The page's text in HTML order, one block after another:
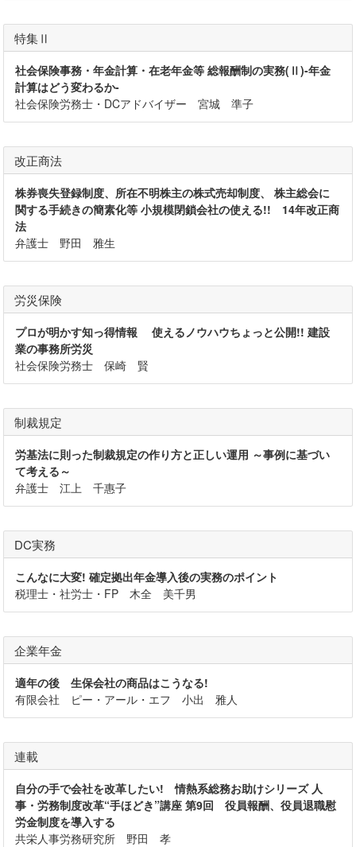
特集Ⅱ
社会保険事務・年金計算・在老年金等 総報酬制の実務(Ⅱ)-年金
計算はどう変わるか-
社会保険労務士・DCアドバイザー 宮城 準子
改正商法
株券喪失登録制度、所在不明株主の株式売却制度、 株主総会に
関する手続きの簡素化等 小規模閉鎖会社の使える!! 14年改正商
法
弁護士 野田 雅生
労災保険
プロが明かす知っ得情報 使えるノウハウちょっと公開!! 建設
業の事務所労災
社会保険労務士 保崎 賢
制裁規定
労基法に則った制裁規定の作り方と正しい運用 ～事例に基づい
て考える～
弁護士 江上 千惠子
DC実務
こんなに大変! 確定拠出年金導入後の実務のポイント
税理士・社労士・FP 木全 美千男
企業年金
適年の後 生保会社の商品はこうなる!
有限会社 ピー・アール・エフ 小出 雅人
連載
自分の手で会社を改革したい! 情熱系総務お助けシリーズ 人
事・労務制度改革“手ほどき”講座 第9回 役員報酬、役員退職慰
労金制度を導入する
共栄人事労務研究所 野田 孝